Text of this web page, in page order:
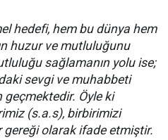
hedefi, hem bu dünya hem
huzur ve mutluluğunu
sağlamanın yolu ise;
sevgi ve muhabbeti
Öyle ki
(s.a.s), birbirimizi
olarak ifade etmiştir.